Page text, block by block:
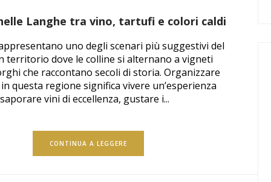
Langhe tra vino, tartufi e colori caldi
uno degli scenari più suggestivi del
territorio dove le colline si alternano a vigneti
che raccontano secoli di storia. Organizzare
questa regione significa vivere un’esperienza
vini di eccellenza, gustare i...
CONTINUA A LEGGERE